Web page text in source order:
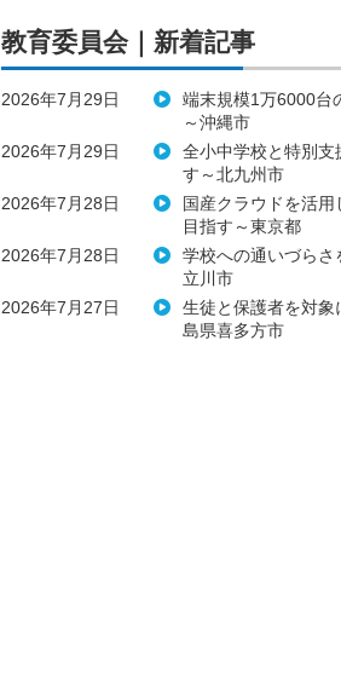
教育委員会｜新着記事
2026年7月29日
端末規模1万6000台
～沖縄市
2026年7月29日
全小中学校と特別支
す～北九州市
2026年7月28日
国産クラウドを活
目指す～東京都
2026年7月28日
学校への通いづら
立川市
2026年7月27日
生徒と保護者を対
島県喜多方市